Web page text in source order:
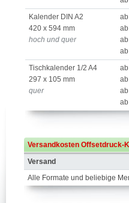
Kalender DIN A2
420 x 594 mm
hoch und quer
Tischkalender 1/2 A4
297 x 105 mm
quer
Versandkosten Offsetdruck-
Versand
Alle Formate und beliebige